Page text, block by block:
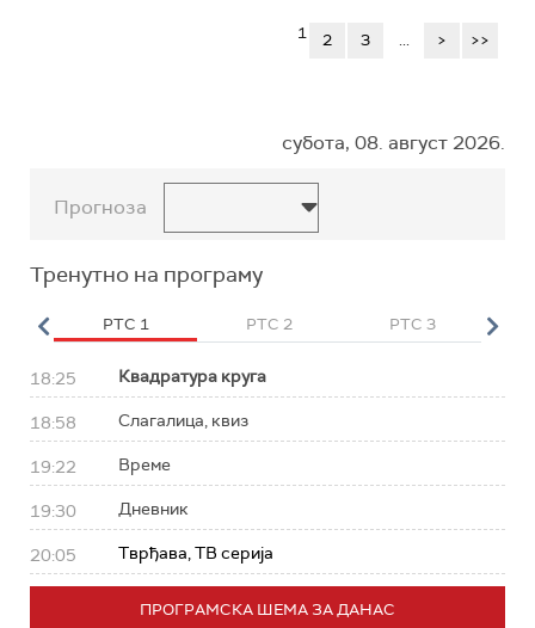
1 2 3 ... > >>
субота, 08. август 2026.
Прогноза
Тренутно на програму
РТС 1 РТС 2 РТС 3
18:25 Квадратура круга
18:58 Слагалица, квиз
19:22 Време
19:30 Дневник
20:05 Тврђава, ТВ серија
ПРОГРАМСКА ШЕМА ЗА ДАНАС